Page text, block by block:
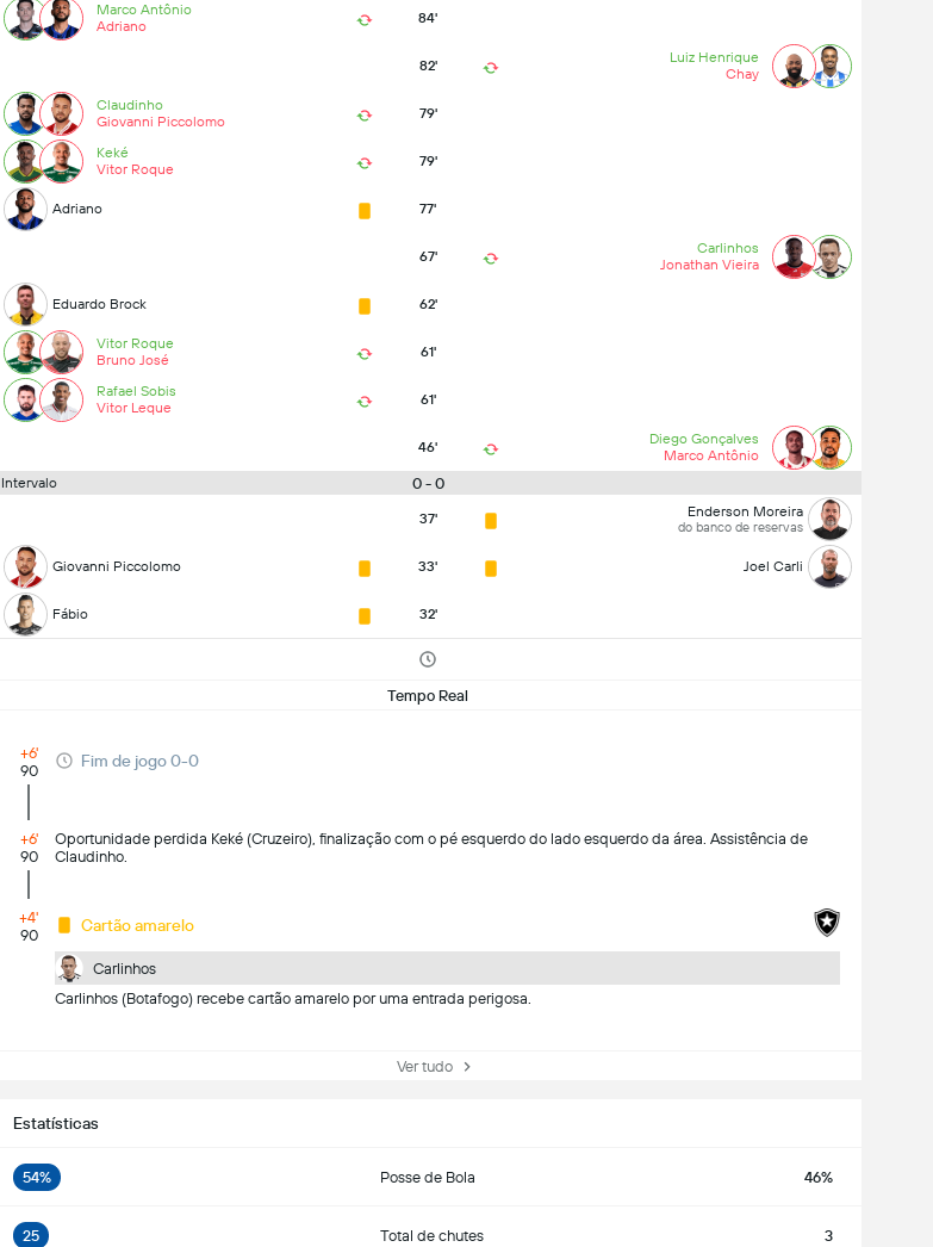
Marco Antônio
Adriano
84'
82'
Luiz Henrique
Chay
Claudinho
Giovanni Piccolomo
79'
Keké
Vitor Roque
79'
Adriano 77'
67'
Carlinhos
Jonathan Vieira
Eduardo Brock 62'
Vitor Roque
Bruno José
61'
Rafael Sobis
Vitor Leque
61'
46'
Diego Gonçalves
Marco Antônio
Intervalo
0 - 0
37' Enderson Moreira
do banco de reservas
Giovanni Piccolomo 33' Joel Carli
Fábio 32'
Tempo Real
+6'
90
Fim de jogo 0-0
+6'
90
Oportunidade perdida Keké (Cruzeiro), finalização com o pé esquerdo do lado esquerdo da área. Assistência de
Claudinho.
+4'
90
Cartão amarelo
Carlinhos
Carlinhos (Botafogo) recebe cartão amarelo por uma entrada perigosa.
Ver tudo
Estatísticas
54% Posse de Bola 46%
25 Total de chutes 3